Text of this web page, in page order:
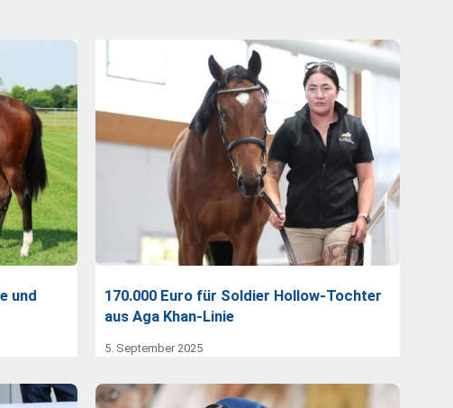
und
170.000 Euro für Soldier Hollow-Tochter
aus Aga Khan-Linie
5. September 2025